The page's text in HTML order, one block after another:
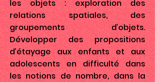
les objets : exploration des
relations spatiales, des
groupements d’objets.
Développer des propositions
d’étayage aux enfants et aux
adolescents en difficulté dans
les notions de nombre, dans la